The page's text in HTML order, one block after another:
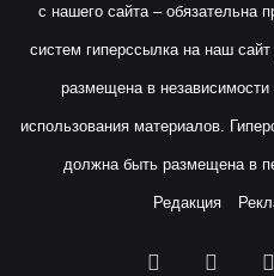
с нашего сайта – обязательна
систем гиперссылка на наш сайт
размещена в независимости
использования материалов.
должна быть размещена в
Редакция
Facebook